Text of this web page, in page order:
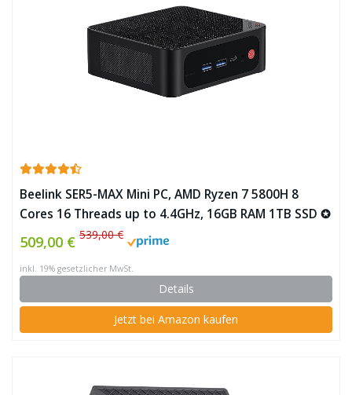
Beelink SER5-MAX Mini PC, AMD Ryzen 7 5800H 8
Cores 16 Threads up to 4.4GHz, 16GB RAM 1TB SSD ✪
509,00 € 539,00 €
inkl. 19% gesetzlicher MwSt.
Details
Jetzt bei Amazon kaufen